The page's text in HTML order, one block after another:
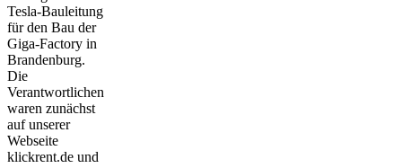
Tesla-Bauleitung
für den Bau der
Giga-Factory in
Brandenburg.
Die
Verantwortlichen
waren zunächst
auf unserer
Webseite
klickrent.de und